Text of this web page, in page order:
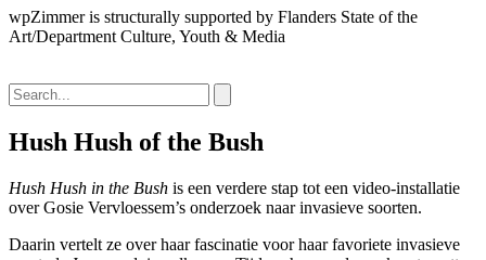
wpZimmer is structurally supported by Flanders State of the
Art/Department Culture, Youth & Media
Hush Hush of the Bush
Hush Hush in the Bush is een verdere stap tot een video-installatie
over Gosie Vervloessem’s onderzoek naar invasieve soorten.
Daarin vertelt ze over haar fascinatie voor haar favoriete invasieve